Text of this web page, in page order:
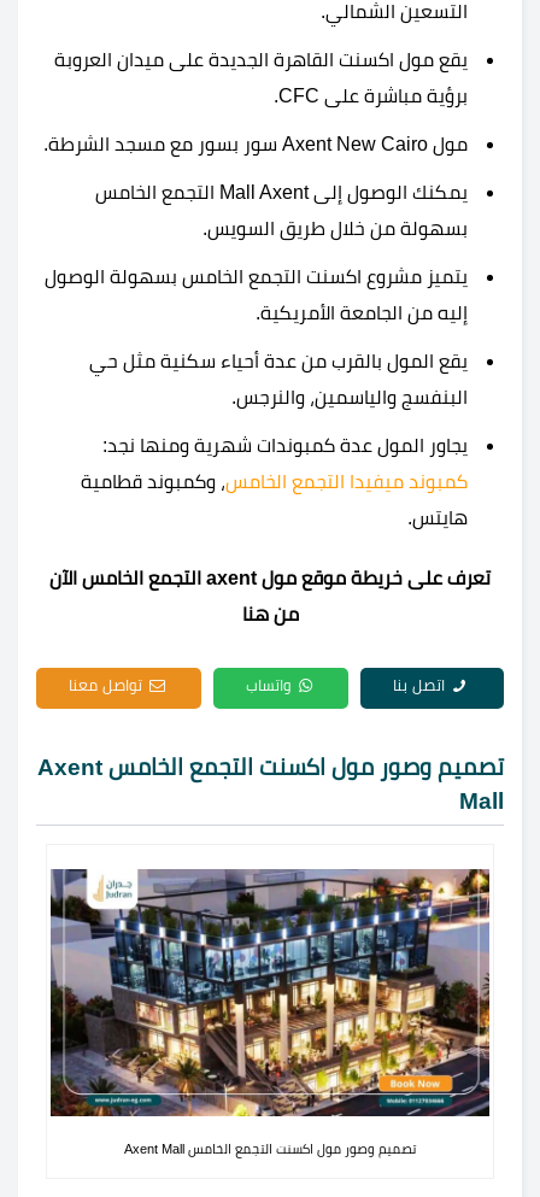
التسعين الشمالي.
يقع مول اكسنت القاهرة الجديدة على ميدان العروبة
برؤية مباشرة على CFC.
مول Axent New Cairo سور بسور مع مسجد الشرطة.
يمكنك الوصول إلى Mall Axent التجمع الخامس
بسهولة من خلال طريق السويس.
يتميز مشروع اكسنت التجمع الخامس بسهولة الوصول
إليه من الجامعة الأمريكية.
يقع المول بالقرب من عدة أحياء سكنية مثل حي
البنفسج والياسمين، والنرجس.
يجاور المول عدة كمبوندات شهرية ومنها نجد:
كمبوند ميفيدا التجمع الخامس، وكمبوند قطامية
هايتس.
تعرف على خريطة موقع مول axent التجمع الخامس الآن
من هنا
اتصل بنا واتساب تواصل معنا
تصميم وصور مول اكسنت التجمع الخامس Axent
Mall
تصميم وصور مول اكسنت التجمع الخامس Axent Mall